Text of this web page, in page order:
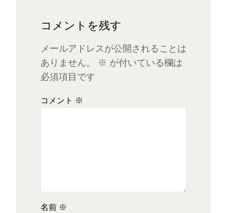
コメントを残す
メールアドレスが公開されることは
ありません。
※ が付いている欄は
必須項目です
コメント ※
名前 ※